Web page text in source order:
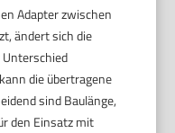
Adapter zwischen
ändert sich die
die übertragene
sind Baulänge,
den Einsatz mit